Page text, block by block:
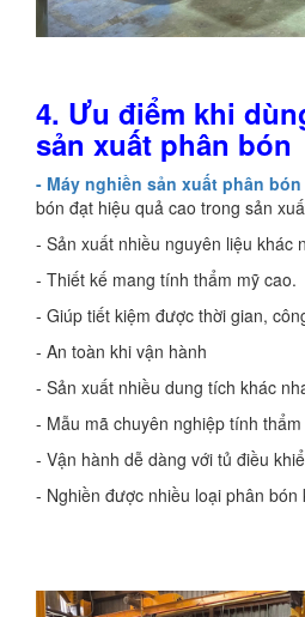
4. Ưu điểm khi
sản xuất phân bón
- Máy nghiền sản xuất phân bón
bón đạt hiệu quả cao trong sản
- Sản xuất nhiều nguyên liệu khác
- Thiết kế mang tính thẩm mỹ cao.
- Giúp tiết kiệm được thời gian,
- An toàn khi vận hành
- Sản xuất nhiều dung tích khác
- Mẫu mã chuyên nghiệp tính
- Vận hành dễ dàng với tủ điều
- Nghiền được nhiều loại phân bón